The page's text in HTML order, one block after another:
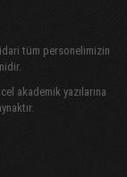
tüm personelimizin
akademik yazılarına